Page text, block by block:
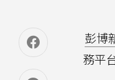
彭博
務平